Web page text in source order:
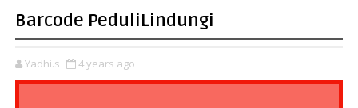
Barcode PeduliLindungi
Yadhi.s 4 years ago